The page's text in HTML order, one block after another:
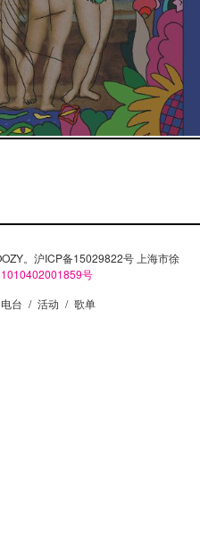
。沪ICP备15029822号 上海市徐
号
电台 / 活动 / 歌单